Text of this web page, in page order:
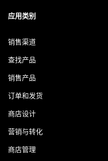
应用类别
销售渠道
查找产品
销售产品
订单和发货
商店设计
营销与转化
商店管理